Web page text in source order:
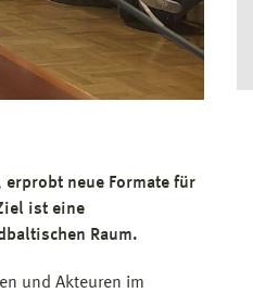
neue Formate für
ist eine
Raum.
und Akteuren im